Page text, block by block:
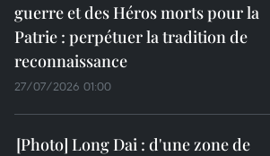
guerre et des Héros morts pour la
Patrie : perpétuer la tradition de
reconnaissance
27/07/2026 01:00
Long Dai : d'une zone de